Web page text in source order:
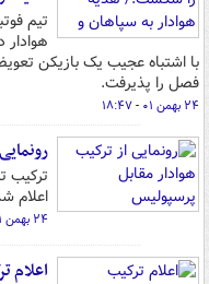
تیم
با اشتباه عجیب یک بازیکن
فصل را پذیرفت.
۲۴ بهمن ۰۱ - ۱۸:۴۷
ترکیب
اعلام
۲۴ بهمن ۰۱ - ۱۵:۵۷
اعلام